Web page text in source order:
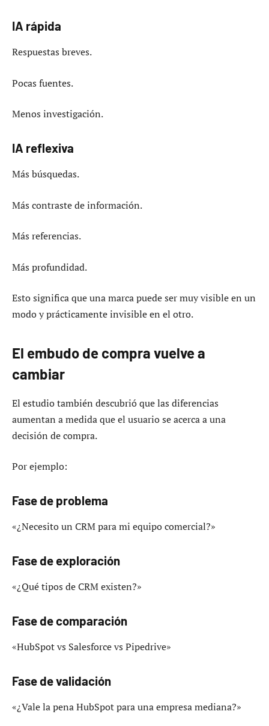
IA rápida
Respuestas breves.
Pocas fuentes.
Menos investigación.
IA reflexiva
Más búsquedas.
Más contraste de información.
Más referencias.
Más profundidad.
Esto significa que una marca puede ser muy visible en un
modo y prácticamente invisible en el otro.
El embudo de compra vuelve a
cambiar
El estudio también descubrió que las diferencias
aumentan a medida que el usuario se acerca a una
decisión de compra.
Por ejemplo:
Fase de problema
«¿Necesito un CRM para mi equipo comercial?»
Fase de exploración
«¿Qué tipos de CRM existen?»
Fase de comparación
«HubSpot vs Salesforce vs Pipedrive»
Fase de validación
«¿Vale la pena HubSpot para una empresa mediana?»